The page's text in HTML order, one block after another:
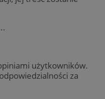
użytkowników.
za